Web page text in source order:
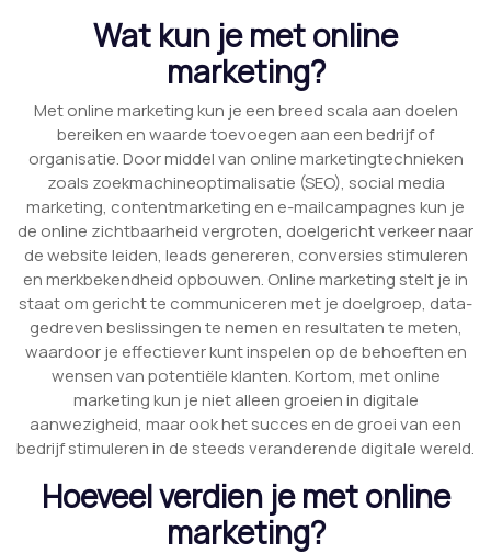
Wat kun je met online
marketing?
Met online marketing kun je een breed scala aan doelen
bereiken en waarde toevoegen aan een bedrijf of
organisatie. Door middel van online marketingtechnieken
zoals zoekmachineoptimalisatie (SEO), social media
marketing, contentmarketing en e-mailcampagnes kun je
de online zichtbaarheid vergroten, doelgericht verkeer naar
de website leiden, leads genereren, conversies stimuleren
en merkbekendheid opbouwen. Online marketing stelt je in
staat om gericht te communiceren met je doelgroep, data-
gedreven beslissingen te nemen en resultaten te meten,
waardoor je effectiever kunt inspelen op de behoeften en
wensen van potentiële klanten. Kortom, met online
marketing kun je niet alleen groeien in digitale
aanwezigheid, maar ook het succes en de groei van een
bedrijf stimuleren in de steeds veranderende digitale wereld.
Hoeveel verdien je met online
marketing?